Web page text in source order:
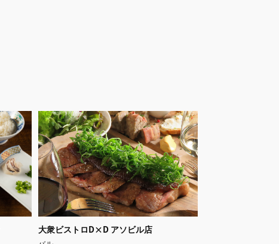
大衆ビストロD×D アソビル店